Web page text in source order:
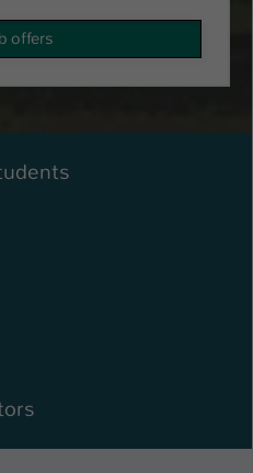
offers
Benutzer
werden und es wird ihm
Bereichen
Typo3-Backend